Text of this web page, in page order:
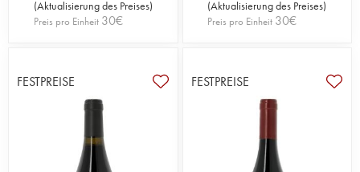
(Aktualisierung des Preises)
Preis pro Einheit 30€
(Aktualisierung des Preises)
Preis pro Einheit 30€
FESTPREISE FESTPREISE